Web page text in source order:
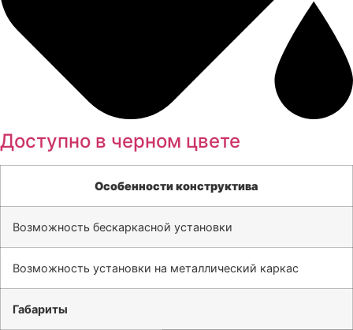
Доступно в черном цвете
Особенности конструктива
Возможность бескаркасной установки
Возможность установки на металлический каркас
Габариты